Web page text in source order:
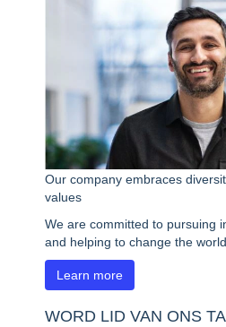
Our company embraces
values
We are committed to pursuing
and helping to change the world.
Learn more
WORD LID VAN ONS